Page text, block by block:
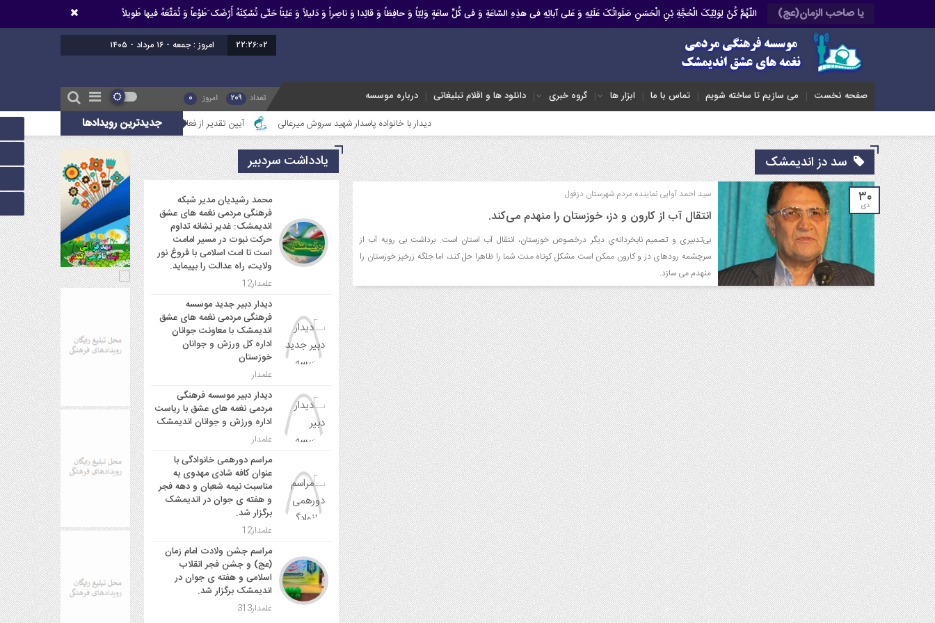
یا صاحب الزمان(عج) اللّهُمَّ کُنْ لِوَلِیِّکَ الْحُجَّةِ بْنِ الْحَسَنِ صَلَواتُکَ عَلَیْهِ وَ عَلى آبائِهِ فی هذِهِ السّاعَةِ وَ فی کُلِّ ساعَةٍ وَلِیّاً وَ حافِظاً وَ قائِدا ‏وَ ناصِراً وَ دَلیلاً وَ عَیْناً حَتّى تُسْکِنَهُ أَرْضَک َطَوْعاً وَ تُمَتِّعَهُ فیها طَویلاً
22:26:03 امروز : جمعه - ۱۶ مرداد - ۱۴۰۵
صفحه نخست می سازیم تا ساخته شویم تماس با ما ابزار ها گروه خبری دانلود ها و اقلام تبلیغاتی درباره موسسه تعداد 209 امروز 0
جدیدترین رویدادها دیدار با خانواده پاسدار شهید سروش میرعالی آیین تقدیر از فعالین امر ازدواج استان خوزستان محمد رشیدیان مدیر
سد دز اندیمشک
۳۰
دی
سید احمد آوایی نماینده مردم شهرستان دزفول
انتقال آب از کارون و دز، خوزستان را منهدم می‌کند.
بی‌تدبیری و تصمیم نابخردانه‌ی دیگر درخصوص خوزستان، انتقال آب استان است. برداشت بی رویه آب از
سرچشمه‌ رودهای دز و کارون ممکن است مشکل کوتاه مدت شما را ظاهرا حل کند، اما جلگه زرخیز خوزستان را
منهدم می سازد.
یادداشت سردبیر
محمد رشیدیان مدیر شبکه
فرهنگی مردمی نغمه های عشق
اندیمشک: غدیر نشانه تداوم
حرکت نبوت در مسیر امامت
است تا امت اسلامی با فروغ نور
ولایت، راه عدالت را بپیماید.
علمدار12
دیدار دبیر جدید موسسه
فرهنگی مردمی نغمه های عشق
اندیمشک با معاونت جوانان
اداره کل ورزش و جوانان
خوزستان
علمدار
دیدار دبیر موسسه فرهنگی
مردمی نغمه های عشق با ریاست
اداره ورزش و جوانان اندیمشک
علمدار
مراسم دورهمی خانوادگی با
عنوان کافه شادی مهدوی به
مناسبت نیمه شعبان و دهه فجر
و هفته ی جوان در اندیمشک
برگزار شد.
علمدار12
مراسم جشن ولادت امام زمان
(عج) و جشن فجر انقلاب
اسلامی و هفته ی جوان در
اندیمشک برگزار شد.
علمدار313